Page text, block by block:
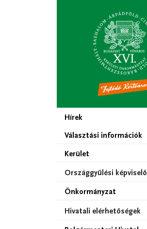
Hírek
Választási információk
Kerület
Országgyűlési képviselő
Önkormányzat
Hivatali elérhetőségek